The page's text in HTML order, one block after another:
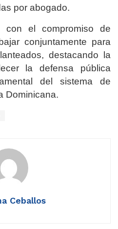
por abogado.
con el compromiso de
conjuntamente para
destacando la
la defensa pública
del sistema de
Dominicana.
Ceballos